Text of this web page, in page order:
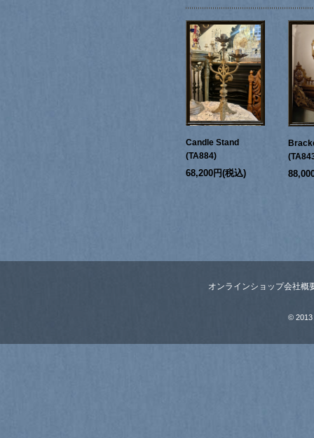
Candle Stand
(TA884)
68,200円(税込)
オンラインショップ会社概
© 2013